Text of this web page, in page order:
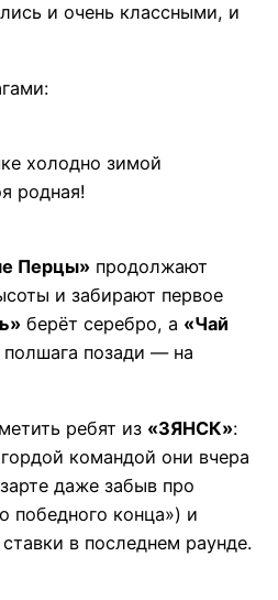
и очень классными, и
холодно зимой
родная!
Перцы» продолжают
и забирают первое
берёт серебро, а «Чай
полшага позади — на
ребят из «ЗЯНСК»:
командой они вчера
даже забыв про
победного конца») и
в последнем раунде.